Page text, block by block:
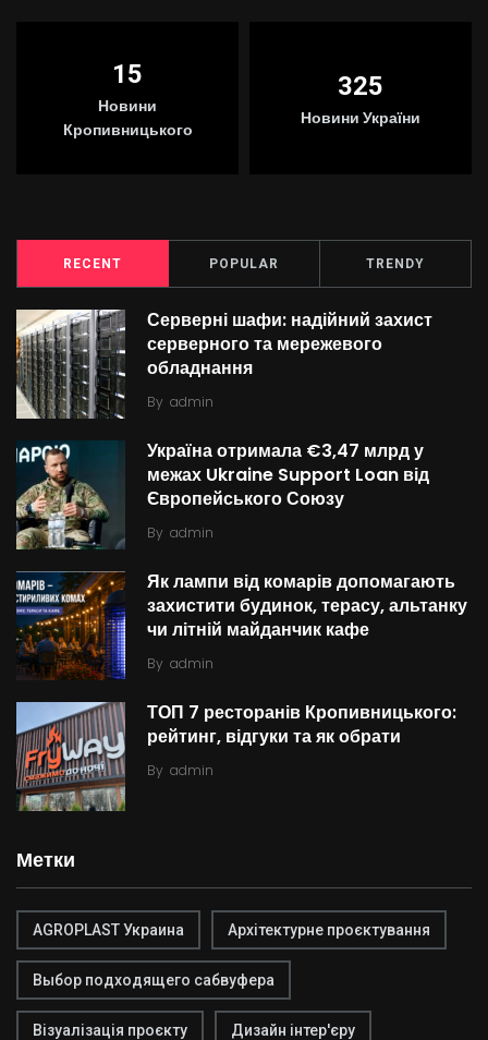
15
Новини
Кропивницького
325
Новини України
RECENT POPULAR TRENDY
Серверні шафи: надійний захист
серверного та мережевого
обладнання
By admin
Україна отримала €3,47 млрд у
межах Ukraine Support Loan від
Європейського Союзу
By admin
Як лампи від комарів допомагають
захистити будинок, терасу, альтанку
чи літній майданчик кафе
By admin
ТОП 7 ресторанів Кропивницького:
рейтинг, відгуки та як обрати
By admin
Метки
AGROPLAST Украина Архітектурне проєктування
Выбор подходящего сабвуфера
Візуалізація проєкту Дизайн інтер'єру